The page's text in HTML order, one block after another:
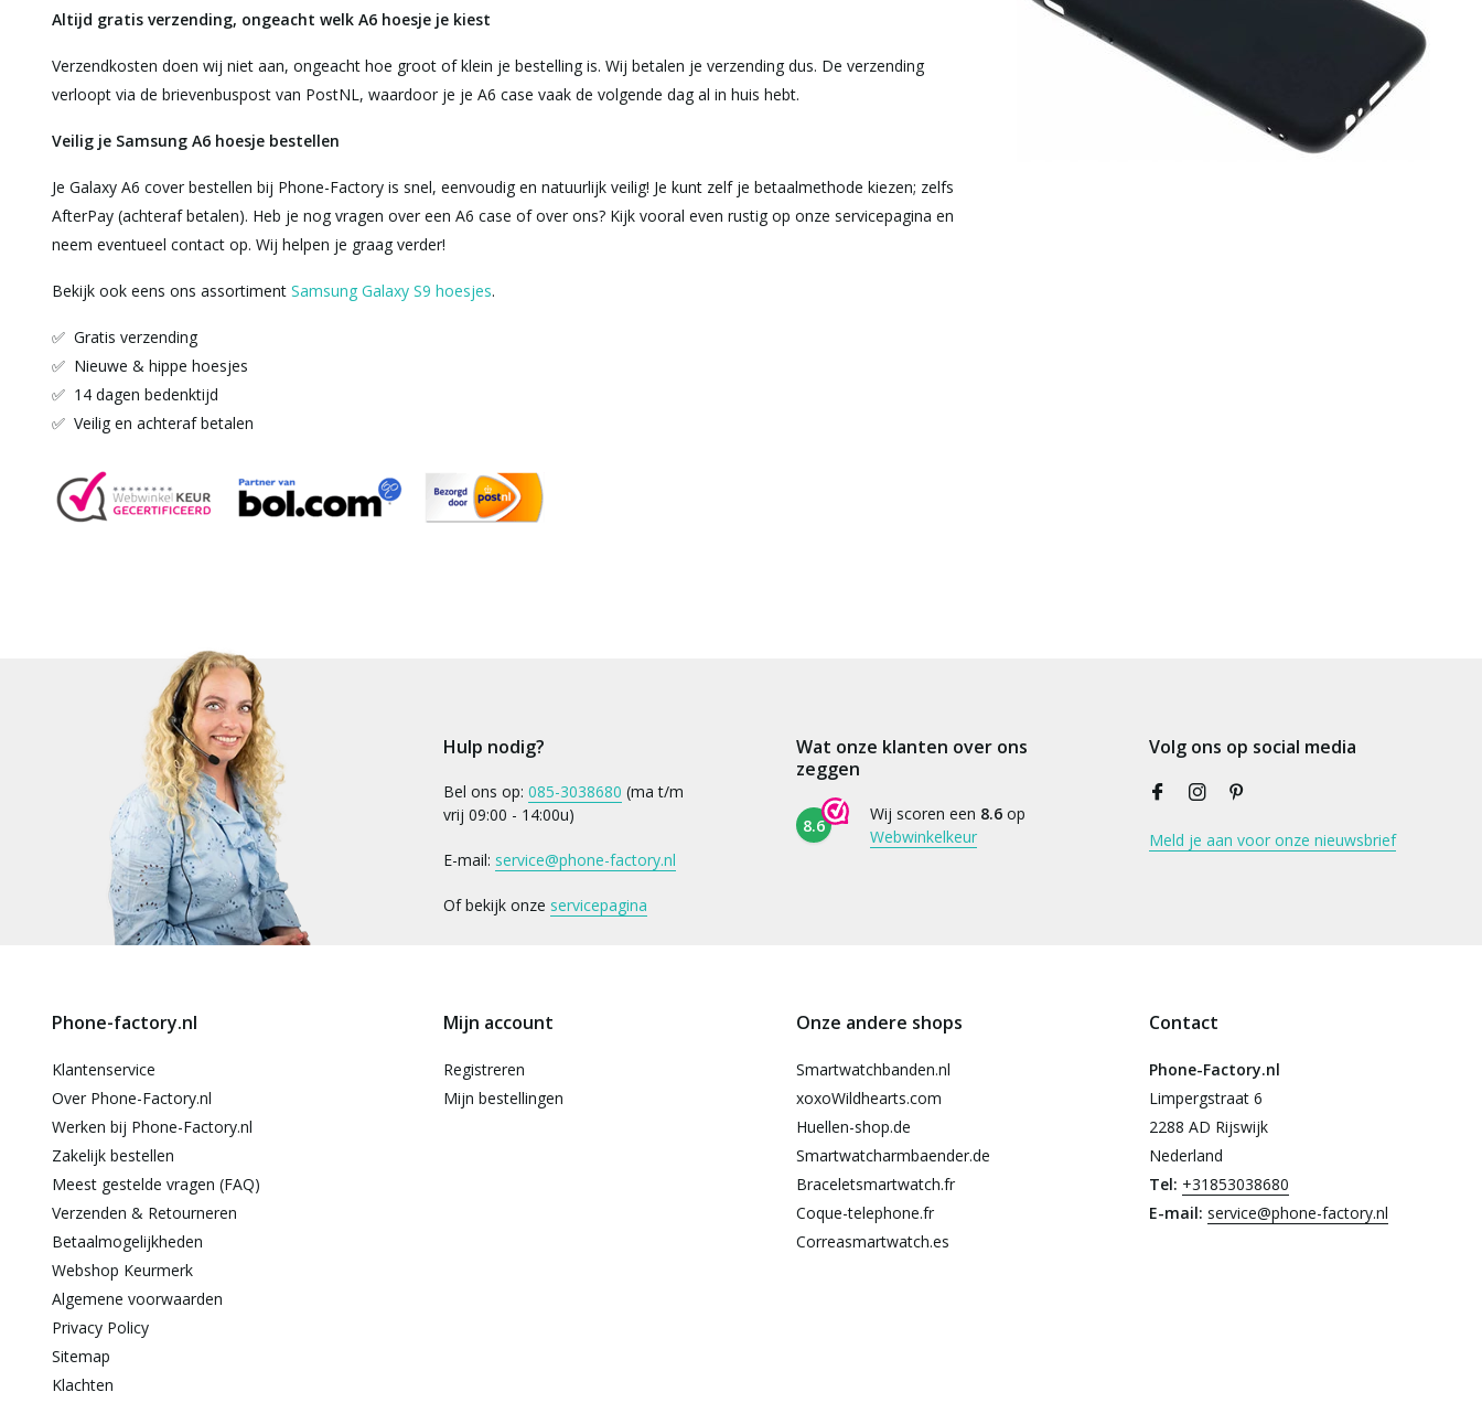
Altijd gratis verzending, ongeacht welk A6 hoesje je kiest
Verzendkosten doen wij niet aan, ongeacht hoe groot of klein je bestelling is. Wij betalen je verzending dus. De verzending
verloopt via de brievenbuspost van PostNL, waardoor je je A6 case vaak de volgende dag al in huis hebt.
Veilig je Samsung A6 hoesje bestellen
Je Galaxy A6 cover bestellen bij Phone-Factory is snel, eenvoudig en natuurlijk veilig! Je kunt zelf je betaalmethode kiezen; zelfs
AfterPay (achteraf betalen). Heb je nog vragen over een A6 case of over ons? Kijk vooral even rustig op onze servicepagina en
neem eventueel contact op. Wij helpen je graag verder!
Bekijk ook eens ons assortiment Samsung Galaxy S9 hoesjes.
✅ Gratis verzending
✅ Nieuwe & hippe hoesjes
✅ 14 dagen bedenktijd
✅ Veilig en achteraf betalen
Hulp nodig?
Bel ons op: 085-3038680 (ma t/m
vrij 09:00 - 14:00u)
E-mail: service@phone-factory.nl
Of bekijk onze servicepagina
Wat onze klanten over ons
zeggen
8.6
Wij scoren een 8.6 op
Webwinkelkeur
Volg ons op social media
Meld je aan voor onze nieuwsbrief
Phone-factory.nl
Klantenservice
Over Phone-Factory.nl
Werken bij Phone-Factory.nl
Zakelijk bestellen
Meest gestelde vragen (FAQ)
Verzenden & Retourneren
Betaalmogelijkheden
Webshop Keurmerk
Algemene voorwaarden
Privacy Policy
Sitemap
Klachten
Mijn account
Registreren
Mijn bestellingen
Onze andere shops
Smartwatchbanden.nl
xoxoWildhearts.com
Huellen-shop.de
Smartwatcharmbaender.de
Braceletsmartwatch.fr
Coque-telephone.fr
Correasmartwatch.es
Contact
Phone-Factory.nl
Limpergstraat 6
2288 AD Rijswijk
Nederland
Tel: +31853038680
E-mail: service@phone-factory.nl